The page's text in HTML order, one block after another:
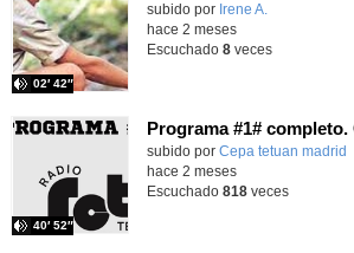
Contenido educativo.
subido por Irene A.
02′ 42″
hace 2 meses
Escuchado 8veces
subido por Cepa tetuan madrid
40′ 52″
hace 2 meses
Escuchado 818veces